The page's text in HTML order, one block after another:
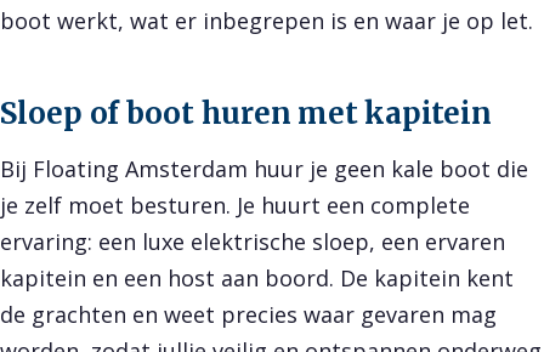
boot werkt, wat er inbegrepen is en waar je op let.
Sloep of boot huren met kapitein
Bij Floating Amsterdam huur je geen kale boot die
je zelf moet besturen. Je huurt een complete
ervaring: een luxe elektrische sloep, een ervaren
kapitein en een host aan boord. De kapitein kent
de grachten en weet precies waar gevaren mag